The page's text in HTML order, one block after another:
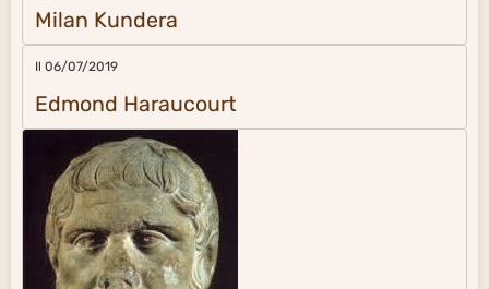
Milan Kundera
Il 06/07/2019
Edmond Haraucourt